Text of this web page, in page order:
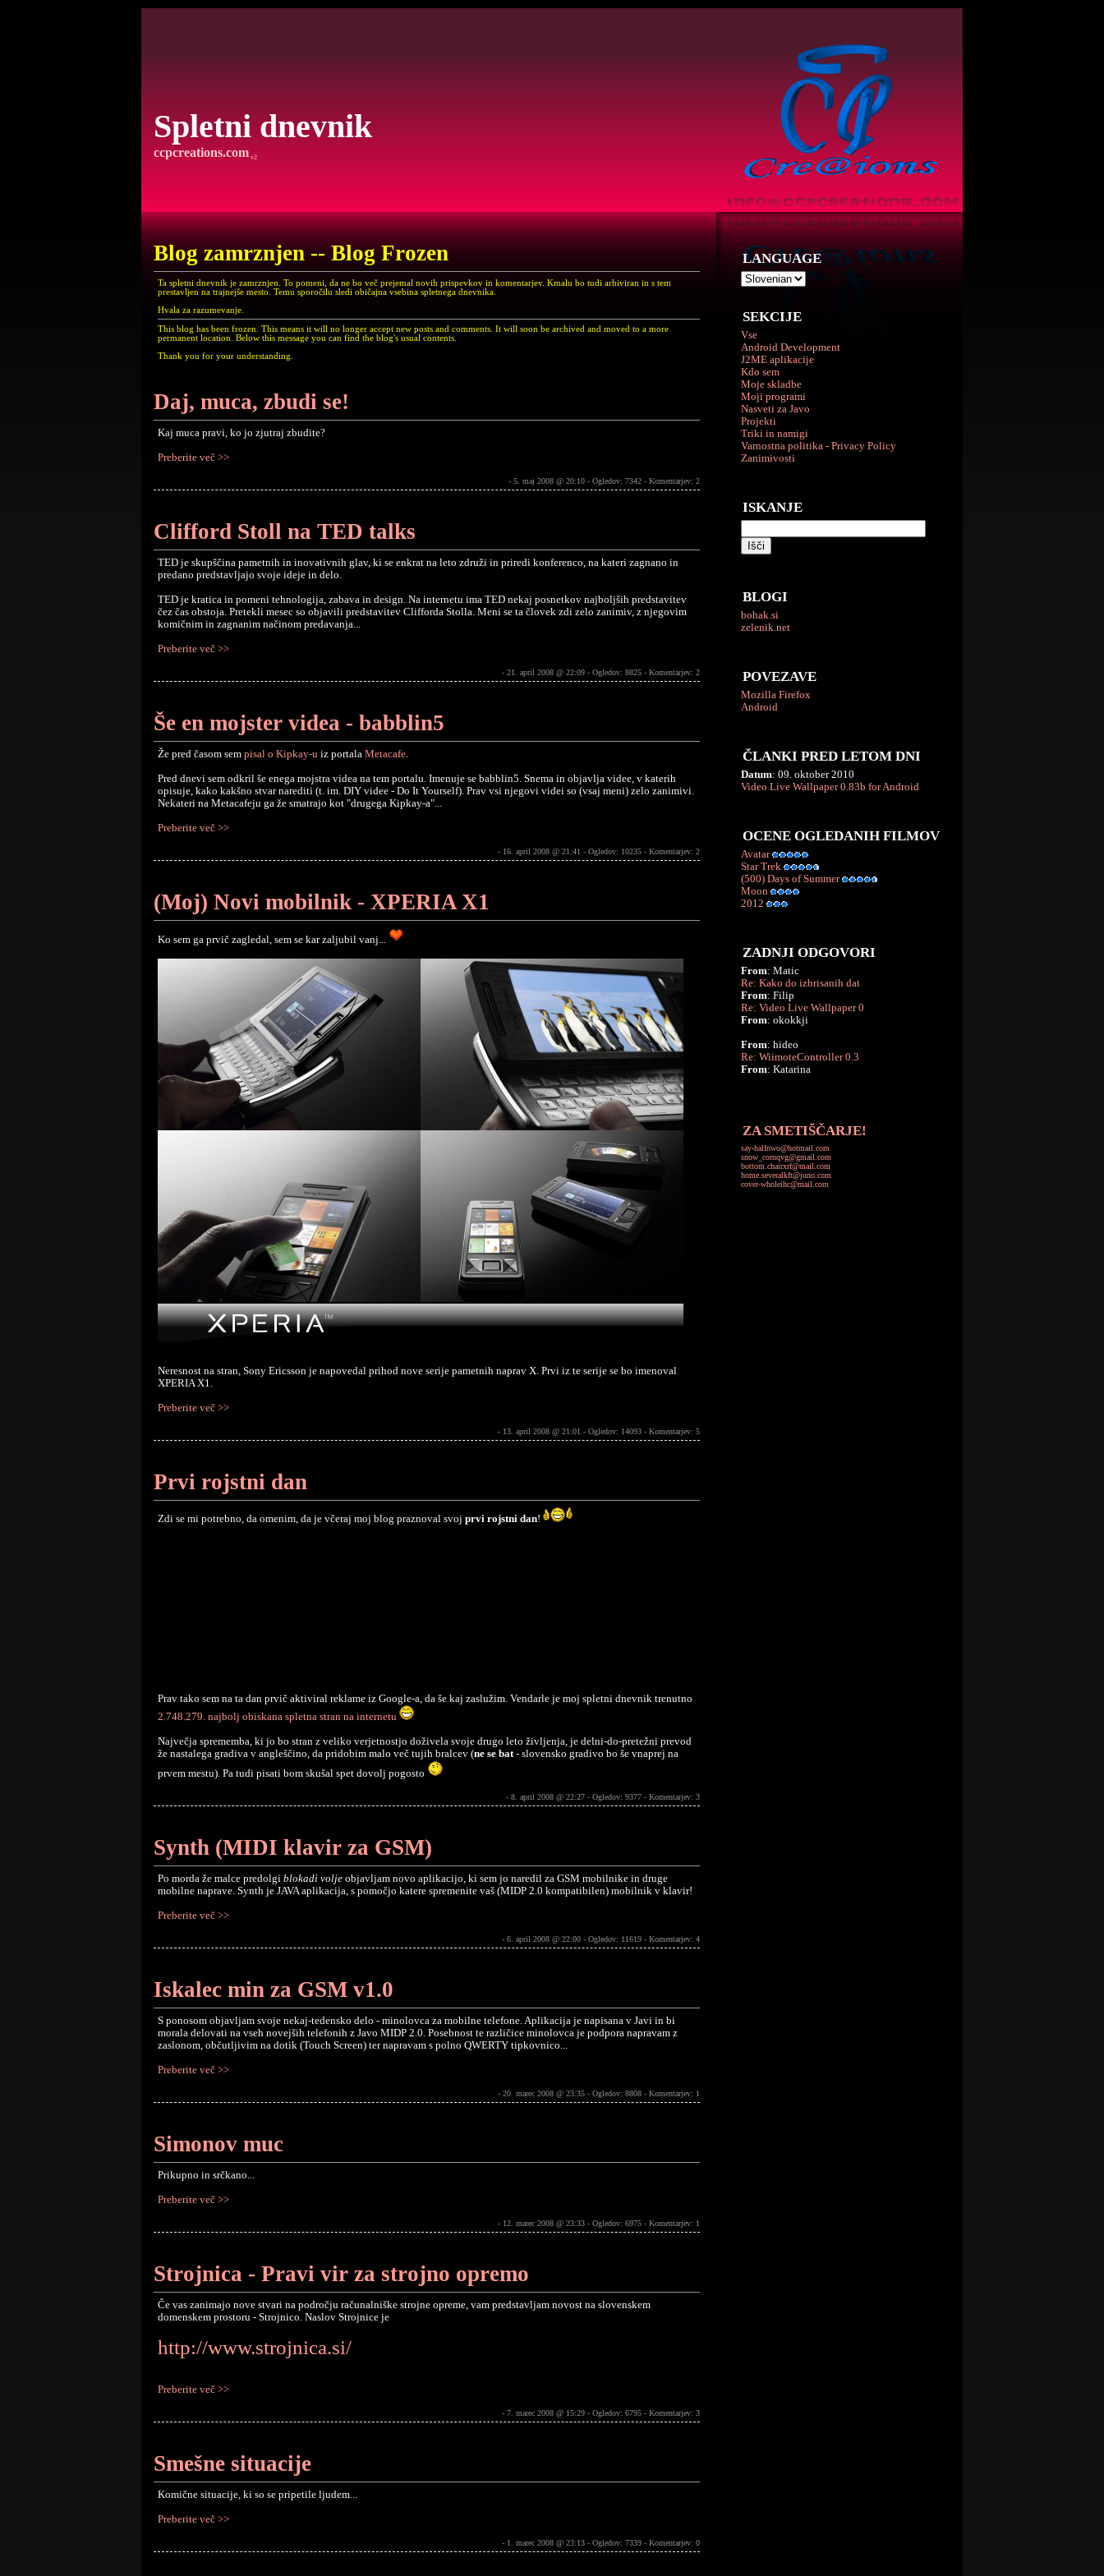
Spletni dnevnik
ccpcreations.com v2
LANGUAGE
SEKCIJE
Vse
Android Development
J2ME aplikacije
Kdo sem
Moje skladbe
Moji programi
Nasveti za Javo
Projekti
Triki in namigi
Varnostna politika - Privacy Policy
Zanimivosti
ISKANJE
BLOGI
bohak.si
zelenik.net
POVEZAVE
Mozilla Firefox
Android
ČLANKI PRED LETOM DNI
Datum: 09. oktober 2010
Video Live Wallpaper 0.83b for Android
OCENE OGLEDANIH FILMOV
Avatar
Star Trek
(500) Days of Summer
Moon
2012
ZADNJI ODGOVORI
From: Matic
Re: Kako do izbrisanih dat
From: Filip
Re: Video Live Wallpaper 0
From: okokkji
From: hideo
Re: WiimoteController 0.3
From: Katarina
ZA SMETIŠČARJE!
say-halfnwo@hotmail.com
snow_cornqvg@gmail.com
bottom.chairxrf@mail.com
home.severalkft@juno.com
cover-wholeihc@mail.com
Blog zamrznjen -- Blog Frozen
Ta spletni dnevnik je zamrznjen. To pomeni, da ne bo več prejemal novih prispevkov in komentarjev. Kmalu bo tudi arhiviran in s tem
prestavljen na trajnejše mesto. Temu sporočilu sledi običajna vsebina spletnega dnevnika.
Hvala za razumevanje.
This blog has been frozen. This means it will no longer accept new posts and comments. It will soon be archived and moved to a more
permanent location. Below this message you can find the blog's usual contents.
Thank you for your understanding.
Daj, muca, zbudi se!
Kaj muca pravi, ko jo zjutraj zbudite?
Preberite več >>
- 5. maj 2008 @ 20:10 - Ogledov: 7342 - Komentarjev: 2
Clifford Stoll na TED talks
TED je skupščina pametnih in inovativnih glav, ki se enkrat na leto združi in priredi konferenco, na kateri zagnano in
predano predstavljajo svoje ideje in delo.
TED je kratica in pomeni tehnologija, zabava in design. Na internetu ima TED nekaj posnetkov najboljših predstavitev
čez čas obstoja. Pretekli mesec so objavili predstavitev Clifforda Stolla. Meni se ta človek zdi zelo zanimiv, z njegovim
komičnim in zagnanim načinom predavanja...
Preberite več >>
- 21. april 2008 @ 22:09 - Ogledov: 8825 - Komentarjev: 2
Še en mojster videa - babblin5
Že pred časom sem pisal o Kipkay-u iz portala Metacafe
Pred dnevi sem odkril še enega mojstra videa na tem portalu. Imenuje se babblin5. Snema in objavlja videe, v katerih
opisuje, kako kakšno stvar narediti (t. im. DIY videe - Do It Yourself). Prav vsi njegovi videi so (vsaj meni) zelo zanimivi.
Nekateri na Metacafeju ga že smatrajo kot "drugega Kipkay-a"...
Preberite več >>
- 16. april 2008 @ 21:41 - Ogledov: 10235 - Komentarjev: 2
(Moj) Novi mobilnik - XPERIA X1
Ko sem ga prvič zagledal, sem se kar zaljubil vanj...
Neresnost na stran, Sony Ericsson je napovedal prihod nove serije pametnih naprav X. Prvi iz te serije se bo imenoval
XPERIA X1.
Preberite več >>
- 13. april 2008 @ 21:01 - Ogledov: 14093 - Komentarjev: 5
Prvi rojstni dan
Zdi se mi potrebno, da omenim, da je včeraj moj blog praznoval svoj prvi rojstni dan!
Prav tako sem na ta dan prvič aktiviral reklame iz Google-a, da še kaj zaslužim. Vendarle je moj spletni dnevnik trenutno
2.748.279. najbolj obiskana spletna stran na internetu
Največja sprememba, ki jo bo stran z veliko verjetnostjo doživela svoje drugo leto življenja, je delni-do-pretežni prevod
že nastalega gradiva v angleščino, da pridobim malo več tujih bralcev (ne se bat - slovensko gradivo bo še vnaprej na
prvem mestu). Pa tudi pisati bom skušal spet dovolj pogosto
- 8. april 2008 @ 22:27 - Ogledov: 9377 - Komentarjev: 3
Synth (MIDI klavir za GSM)
Po morda že malce predolgi blokadi volje objavljam novo aplikacijo, ki sem jo naredil za GSM mobilnike in druge
mobilne naprave. Synth je JAVA aplikacija, s pomočjo katere spremenite vaš (MIDP 2.0 kompatibilen) mobilnik v klavir!
Preberite več >>
- 6. april 2008 @ 22:00 - Ogledov: 11619 - Komentarjev: 4
Iskalec min za GSM v1.0
S ponosom objavljam svoje nekaj-tedensko delo - minolovca za mobilne telefone. Aplikacija je napisana v Javi in bi
morala delovati na vseh novejših telefonih z Javo MIDP 2.0. Posebnost te različice minolovca je podpora napravam z
zaslonom, občutljivim na dotik (Touch Screen) ter napravam s polno QWERTY tipkovnico...
Preberite več >>
- 20. marec 2008 @ 23:35 - Ogledov: 8808 - Komentarjev: 1
Simonov muc
Prikupno in srčkano...
Preberite več >>
- 12. marec 2008 @ 23:33 - Ogledov: 6975 - Komentarjev: 1
Strojnica - Pravi vir za strojno opremo
Če vas zanimajo nove stvari na področju računalniške strojne opreme, vam predstavljam novost na slovenskem
domenskem prostoru - Strojnico. Naslov Strojnice je
http://www.strojnica.si/
Preberite več >>
- 7. marec 2008 @ 15:29 - Ogledov: 6795 - Komentarjev: 3
Smešne situacije
Komične situacije, ki so se pripetile ljudem...
Preberite več >>
- 1. marec 2008 @ 23:13 - Ogledov: 7339 - Komentarjev: 0